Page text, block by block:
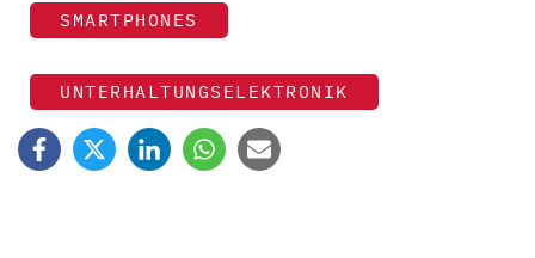
SMARTPHONES
UNTERHALTUNGSELEKTRONIK